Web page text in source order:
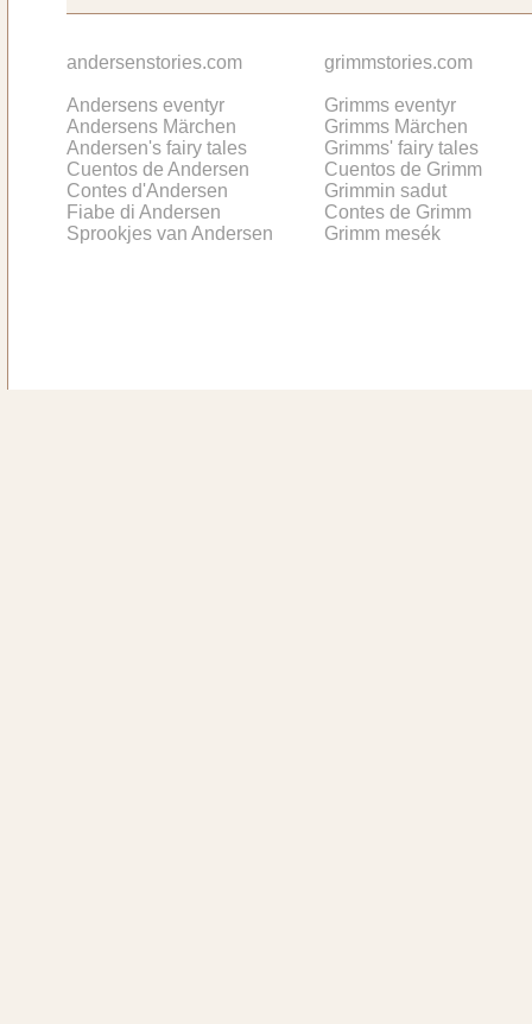
andersenstories.com
Andersens eventyr
Andersens Märchen
Andersen's fairy tales
Cuentos de Andersen
Contes d'Andersen
Fiabe di Andersen
Sprookjes van Andersen
grimmstories.com
Grimms eventyr
Grimms Märchen
Grimms' fairy tales
Cuentos de Grimm
Grimmin sadut
Contes de Grimm
Grimm mesék